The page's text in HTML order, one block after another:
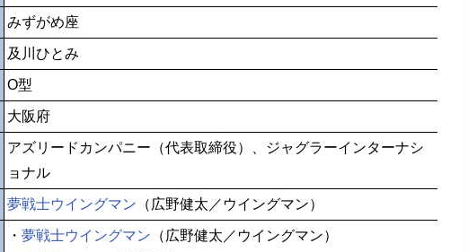
みずがめ座
及川ひとみ
O型
大阪府
アズリードカンパニー（代表取締役）、ジャグラーインターナシ
ョナル
夢戦士ウイングマン （広野健太／ウイングマン）
・ 夢戦士ウイングマン （広野健太／ウイングマン）